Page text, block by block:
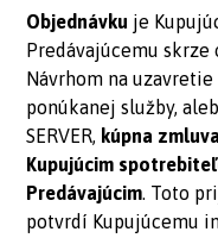
Objednávku je
Predávajúcemu skrze
Návrhom na
ponúkanej služby,
SERVER, kúpna
Kupujúcim
Predávajúcim. Toto
potvrdí Kupujúcemu